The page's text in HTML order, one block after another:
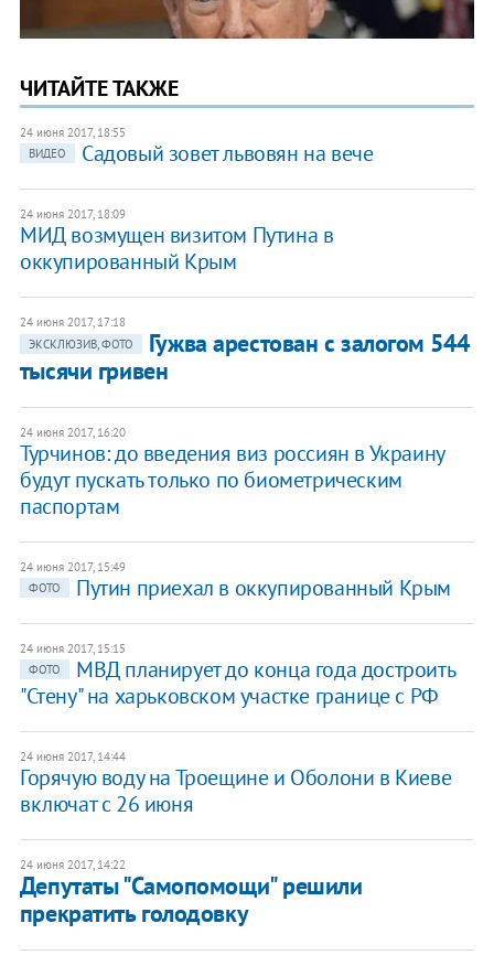
ЧИТАЙТЕ ТАКЖЕ
24 июня 2017, 18:55
ВИДЕО
Садовый зовет львовян на вече
24 июня 2017, 18:09
МИД возмущен визитом Путина в
оккупированный Крым
24 июня 2017, 17:18
ЭКСКЛЮЗИВ, ФОТО
Гужва арестован с залогом 544
тысячи гривен
24 июня 2017, 16:20
​Турчинов: до введения виз россиян в Украину
будут пускать только по биометрическим
паспортам
24 июня 2017, 15:49
ФОТО
Путин приехал в оккупированный Крым
24 июня 2017, 15:15
ФОТО
МВД планирует до конца года достроить
"Стену" на харьковском участке границе с РФ
24 июня 2017, 14:44
Горячую воду на Троещине и Оболони в Киеве
включат с 26 июня
24 июня 2017, 14:22
Депутаты "Самопомощи" решили
прекратить голодовку